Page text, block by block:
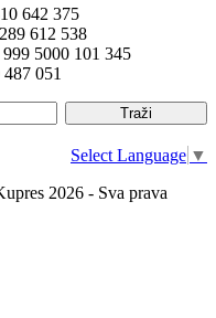
642 375
612 538
5000 101 345
051
Select Language ▼
2026 - Sva prava